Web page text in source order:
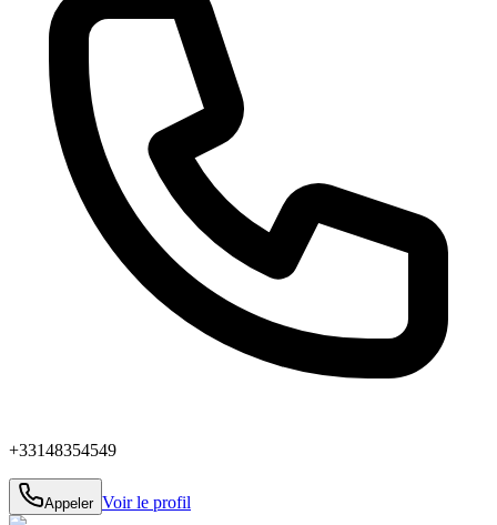
+33148354549
Appeler Voir le profil